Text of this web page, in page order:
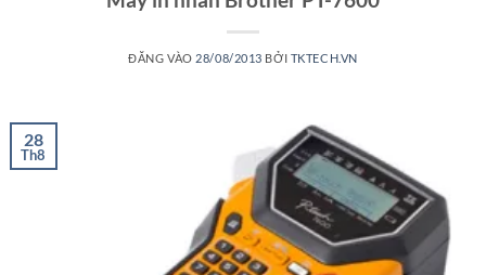
ĐĂNG VÀO 28/08/2013 BỞI TKTECH.VN
28
Th8